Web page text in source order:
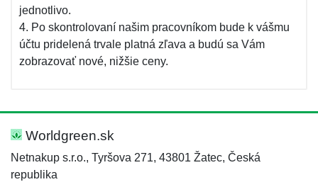
jednotlivo.
4. Po skontrolovaní našim pracovníkom bude k vášmu
účtu pridelená trvale platná zľava a budú sa Vám
zobrazovať nové, nižšie ceny.
Worldgreen.sk
Netnakup s.r.o., Tyršova 271, 43801 Žatec, Česká
republika